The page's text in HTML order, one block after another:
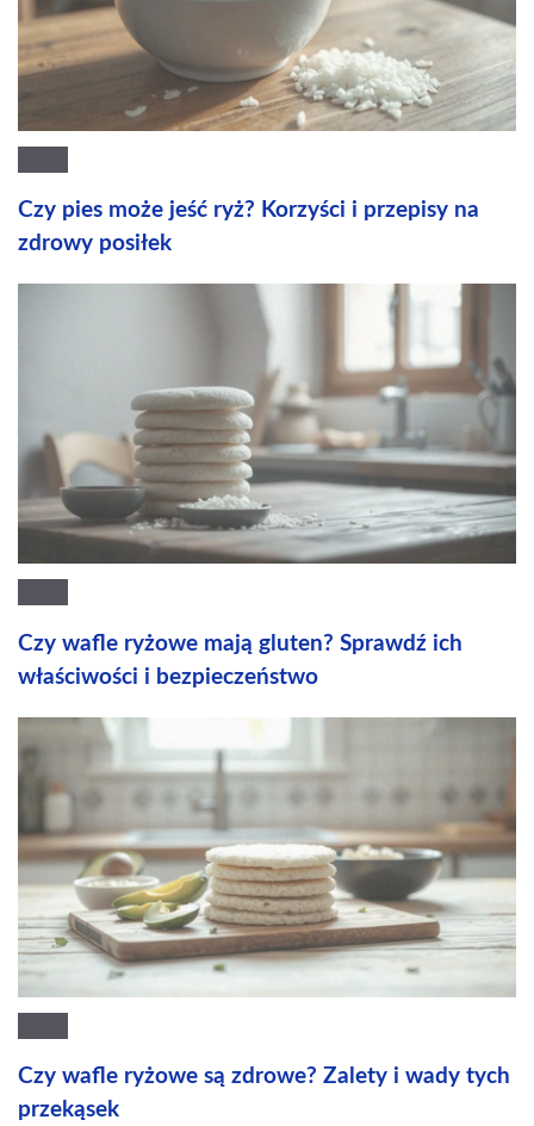
Czy pies może jeść ryż? Korzyści i przepisy na
zdrowy posiłek
Czy wafle ryżowe mają gluten? Sprawdź ich
właściwości i bezpieczeństwo
Czy wafle ryżowe są zdrowe? Zalety i wady tych
przekąsek